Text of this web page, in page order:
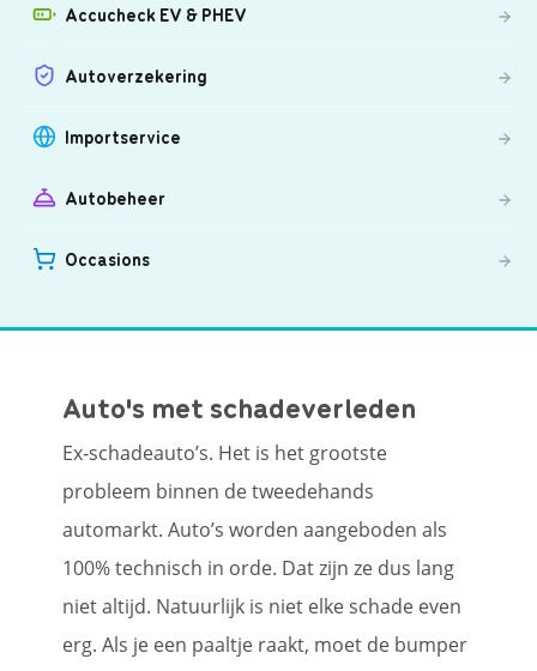
Accucheck EV & PHEV
Autoverzekering
Importservice
Autobeheer
Occasions
Auto's met schadeverleden
Ex-schadeauto’s. Het is het grootste
probleem binnen de tweedehands
automarkt. Auto’s worden aangeboden als
100% technisch in orde. Dat zijn ze dus lang
niet altijd. Natuurlijk is niet elke schade even
erg. Als je een paaltje raakt, moet de bumper